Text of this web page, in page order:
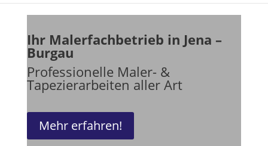
Ihr Malerfachbetrieb in Jena –
Burgau
Professionelle Maler- &
Tapezierarbeiten aller Art
Mehr erfahren!